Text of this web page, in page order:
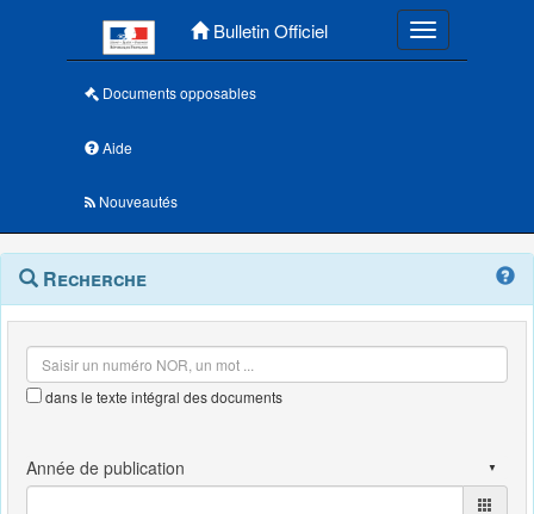
Bulletin Officiel Toggle
Documents opposables
Aide
Nouveautés
Navigation
outils
Menu
contextuel
Recherche
dans le texte intégral des documents